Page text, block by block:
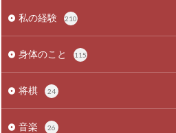
私の経験 210
身体のこと 115
将棋 24
音楽 26